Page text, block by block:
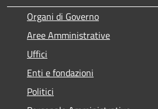
Organi di Governo
Aree Amministrative
Uffici
Enti e fondazioni
Politici